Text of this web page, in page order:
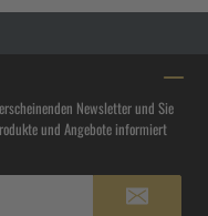
Newsletter und Sie
und Angebote informiert